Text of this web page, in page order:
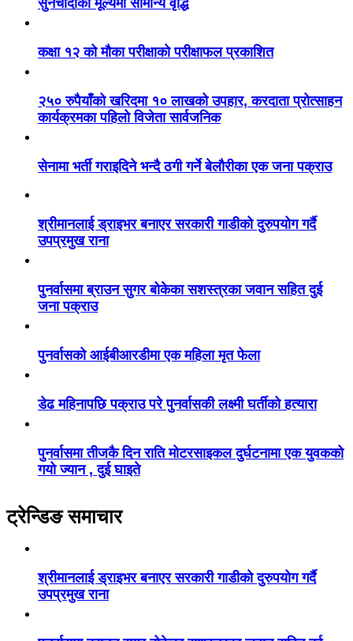
सुनचाँदीको मूल्यमा सामान्य वृद्धि
कक्षा १२ को मौका परीक्षाको परीक्षाफल प्रकाशित
२५० रुपैयाँको खरिदमा १० लाखको उपहार, करदाता प्रोत्साहन
कार्यक्रमका पहिलो विजेता सार्वजनिक
सेनामा भर्ती गराइदिने भन्दै ठगी गर्ने बेलौरीका एक जना पक्राउ
श्रीमानलाई ड्राइभर बनाएर सरकारी गाडीको दुरुपयोग गर्दै
उपप्रमुख राना
पुनर्वासमा ब्राउन सुगर बोकेका सशस्त्रका जवान सहित दुई
जना पक्राउ
पुनर्वासको आईबीआरडीमा एक महिला मृत फेला
डेढ महिनापछि पक्राउ परे पुनर्वासकी लक्ष्मी घर्तीको हत्यारा
पुनर्वासमा तीजकै दिन राति मोटरसाइकल दुर्घटनामा एक युवकको
गयो ज्यान , दुई घाइते
ट्रेन्डिङ समाचार
श्रीमानलाई ड्राइभर बनाएर सरकारी गाडीको दुरुपयोग गर्दै
उपप्रमुख राना